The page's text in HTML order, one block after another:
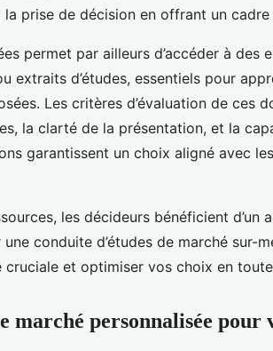
prise de décision en offrant un
permet par ailleurs d’accéder à des
extraits d’études, essentiels pour
Les critères d’évaluation de ces
la clarté de la présentation, et la
garantissent un choix aligné avec
les décideurs bénéficient d’un
conduite d’études de marché sur-
et optimiser vos choix en
marché personnalisée pour